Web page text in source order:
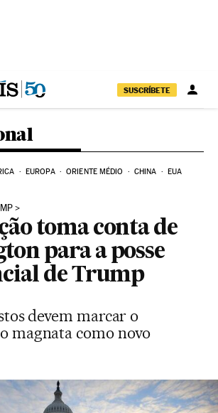
SUSCRÍBETE
EUROPA ORIENTE MÉDIO CHINA EUA
toma conta de
para a posse
de Trump
devem marcar o
magnata como novo